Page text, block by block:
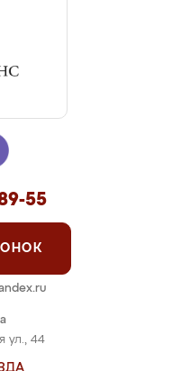
ул., 44
55